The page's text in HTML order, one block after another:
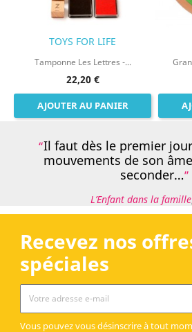
TOYS FOR LIFE
Tamponne Les Lettres -...
22,20 €
AJOUTER AU PANIER
Il faut dès le premier
mouvements de son
seconder…
L’Enfant dans la famille
Recevez nos
spéciales
Vous pouvez vous désinscrire à tout